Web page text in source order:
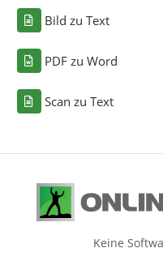
Bild zu Text
PDF zu Word
Scan zu Text
Keine